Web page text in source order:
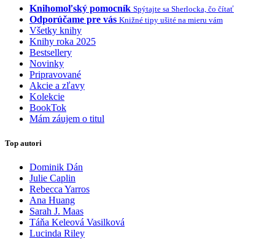
Knihomoľský pomocník Spýtajte sa Sherlocka, čo čítať
Odporúčame pre vás Knižné tipy ušité na mieru vám
Všetky knihy
Knihy roka 2025
Bestsellery
Novinky
Pripravované
Akcie a zľavy
Kolekcie
BookTok
Mám záujem o titul
Top autori
Dominik Dán
Julie Caplin
Rebecca Yarros
Ana Huang
Sarah J. Maas
Táňa Keleová Vasilková
Lucinda Riley